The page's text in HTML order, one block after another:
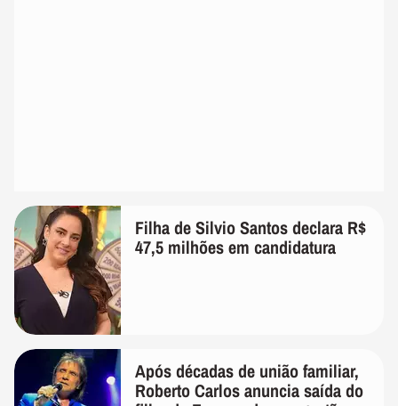
Filha de Silvio Santos declara R$
47,5 milhões em candidatura
Após décadas de união familiar,
Roberto Carlos anuncia saída do